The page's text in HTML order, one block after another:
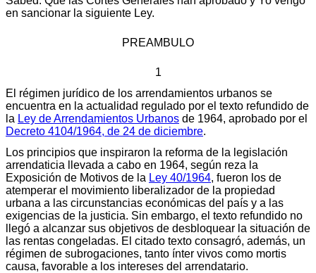
en sancionar la siguiente Ley.
PREAMBULO
1
El régimen jurídico de los arrendamientos urbanos se
encuentra en la actualidad regulado por el texto refundido de
la Ley de Arrendamientos Urbanos de 1964, aprobado por el
Decreto 4104/1964, de 24 de diciembre.
Los principios que inspiraron la reforma de la legislación
arrendaticia llevada a cabo en 1964, según reza la
Exposición de Motivos de la Ley 40/1964, fueron los de
atemperar el movimiento liberalizador de la propiedad
urbana a las circunstancias económicas del país y a las
exigencias de la justicia. Sin embargo, el texto refundido no
llegó a alcanzar sus objetivos de desbloquear la situación de
las rentas congeladas. El citado texto consagró, además, un
régimen de subrogaciones, tanto ínter vivos como mortis
causa, favorable a los intereses del arrendatario.